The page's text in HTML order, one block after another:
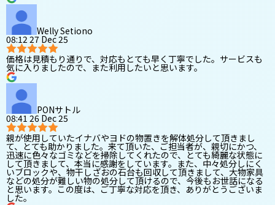
Welly Setiono
08:12 27 Dec 25
価格は見積もり通りで、対応もとても早く丁寧でした。サービスも
気に入りましたので、また利用したいと思います。
PONサトル
08:41 26 Dec 25
親が使用していたイナバやヨドの物置きを解体処分して頂きまし
て、とても助かりました。来て頂いた、ご担当者が、親切にかつ、
迅速に色々なゴミなどを掃除してくれたので、とても綺麗な状態に
して頂きまして、本当に感謝をしています。また、中々処分しにく
いブロックや、物干しざおの石台も回収して頂きまして、大物家具
などの処分が難しい物の処分して頂けるので、今後もお世話になる
と思います。この度は、ご丁寧な対応を頂き、ありがとうございま
した。